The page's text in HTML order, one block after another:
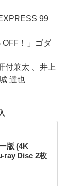
99
OFF！」ゴダ
付兼太 、井上
達也
版 (4K
ray Disc 2枚